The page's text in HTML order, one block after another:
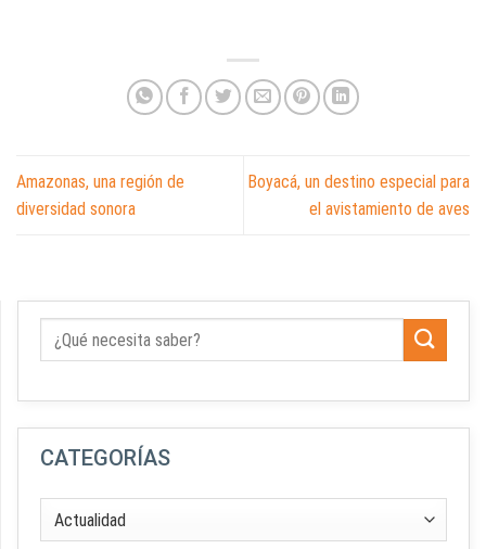
Amazonas, una región de
diversidad sonora
Boyacá, un destino especial para
el avistamiento de aves
CATEGORÍAS